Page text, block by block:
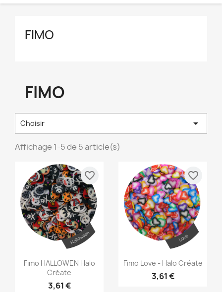
FIMO
FIMO
Choisir 
Affichage 1-5 de 5 article(s)
Aperçu rapide
Fimo HALLOWEN Halo
Créate
3,61 €
favorite_border
 Aperçu rapide
Fimo Love - Halo Créate
3,61 €
favorite_border